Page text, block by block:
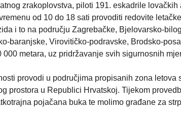
zrakoplovstva, piloti 191. eskadrile
od 10 do 18 sati provoditi redovite
i to na području Zagrebačke, Bjelovarsko-
baranjske, Virovitičko-podravske, Brodsko-
metara, uz pridržavanje svih sigurnosnih
provodi u područjima propisanih zona letova
prostora u Republici Hrvatskoj. Tijekom
pojačana buka te molimo građane za